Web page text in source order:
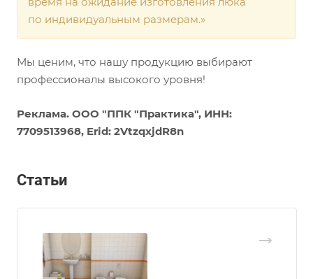
по индивидуальным размерам.»
Мы ценим, что нашу продукцию выбирают
профессионалы высокого уровня!
Реклама. ООО "ППК "Практика", ИНН:
7709513968, Erid: 2VtzqxjdR8n
Статьи